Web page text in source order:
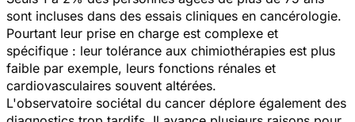
sont incluses dans des essais cliniques en cancérologie.
Pourtant leur prise en charge est complexe et
spécifique : leur tolérance aux chimiothérapies est plus
faible par exemple, leurs fonctions rénales et
cardiovasculaires souvent altérées.
L'observatoire sociétal du cancer déplore également des